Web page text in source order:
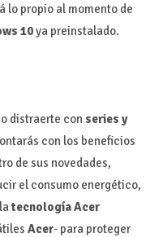
lo propio al momento de
10ya preinstalado.
distraerte con series y
con los beneficios
de sus novedades,
el consumo energético,
tecnología Acer
Acer- para proteger